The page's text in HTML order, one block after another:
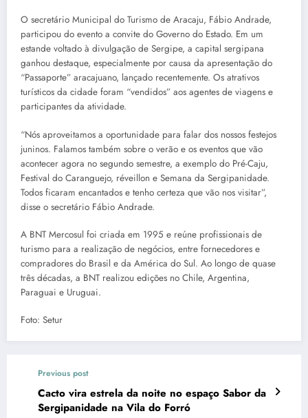
O secretário Municipal do Turismo de Aracaju, Fábio Andrade,
participou do evento a convite do Governo do Estado. Em um
estande voltado à divulgação de Sergipe, a capital sergipana
ganhou destaque, especialmente por causa da apresentação do
“Passaporte” aracajuano, lançado recentemente. Os atrativos
turísticos da cidade foram “vendidos” aos agentes de viagens e
participantes da atividade.
“Nós aproveitamos a oportunidade para falar dos nossos festejos
juninos. Falamos também sobre o verão e os eventos que vão
acontecer agora no segundo semestre, a exemplo do Pré-Caju,
Festival do Caranguejo, réveillon e Semana da Sergipanidade.
Todos ficaram encantados e tenho certeza que vão nos visitar”,
disse o secretário Fábio Andrade.
A BNT Mercosul foi criada em 1995 e reúne profissionais de
turismo para a realização de negócios, entre fornecedores e
compradores do Brasil e da América do Sul. Ao longo de quase
três décadas, a BNT realizou edições no Chile, Argentina,
Paraguai e Uruguai.
Foto: Setur
Previous post
Cacto vira estrela da noite no espaço Sabor da
Sergipanidade na Vila do Forró